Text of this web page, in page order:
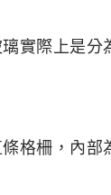
實際上是分
格柵，內部